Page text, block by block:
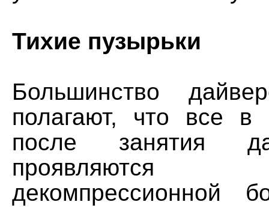
Тихие пузырьки
Большинство
полагают, что все в
после занятия
проявляются
декомпрессионной